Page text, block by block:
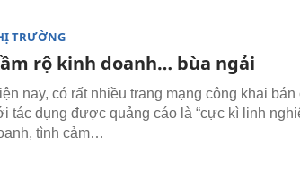
TRƯỜNG
rộ kinh doanh… bùa ngải
nay, có rất nhiều trang mạng công khai
tác dụng được quảng cáo là “cực kì linh
tình cảm…